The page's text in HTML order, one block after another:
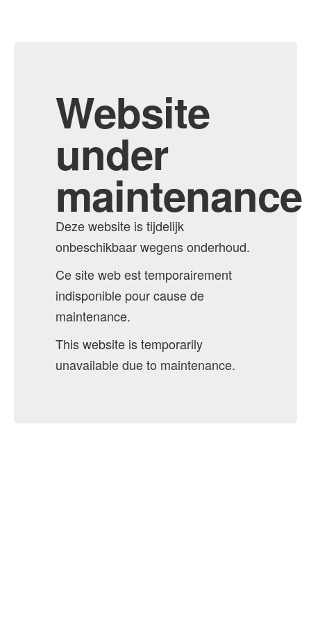
Website
under
maintenance
Deze website is tijdelijk
onbeschikbaar wegens onderhoud.
Ce site web est temporairement
indisponible pour cause de
maintenance.
This website is temporarily
unavailable due to maintenance.